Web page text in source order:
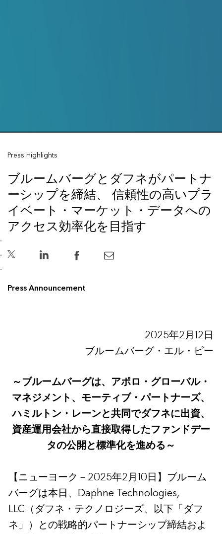
Press Highlights
ブルームバーグとダフネがパートナ
ーシップを締結、 信頼性の高いプラ
イベート・マーケット・データへの
アクセス効率化を目指す
Press Announcement
2025年2月12日
ブルームバーグ・エル・ピー
～ブルームバーグは、アポロ・グローバル・
マネジメント、モーティブ・パートナーズ、
ハミルトン・レーンと共同でダフネに出資、
資産運用会社から直接取得したファンドデー
タの公開と標準化を進める～
【ニューヨーク－2025年2月10日】ブルーム
バーグは本日、Daphne Technologies,
LLC（ダフネ・テクノロジーズ、以下「ダフ
ネ」）との戦略的パートナーシップ締結およ